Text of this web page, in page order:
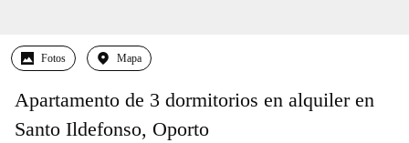
Fotos Mapa
Apartamento de 3 dormitorios en alquiler en
Santo Ildefonso, Oporto